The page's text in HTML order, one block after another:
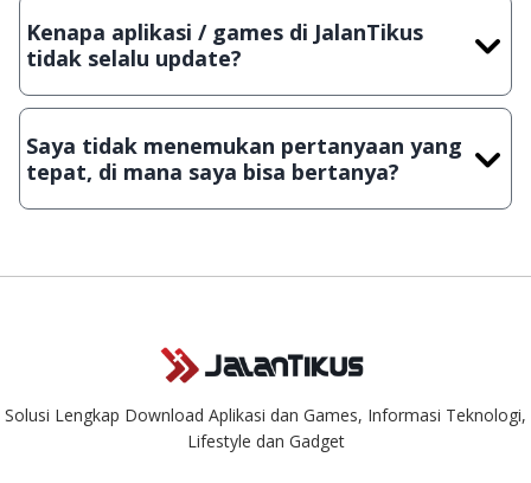
Lampiran File instalasi / (APK) jika Android
Kenapa aplikasi / games di JalanTikus
tidak selalu update?
Demi menjaga kualitas aplikasi dan games yang ada di
download secara manual, sehingga kuota sebesar ribuan
aplikasi & games tidak dapat tercapai dalam waktu yang
singkat.
Saya tidak menemukan pertanyaan yang
tepat, di mana saya bisa bertanya?
Kami dengan senang hati menjawab setiap pertanyaan yang
Solusi Lengkap Download Aplikasi dan Games, Informasi Teknologi,
Lifestyle dan Gadget